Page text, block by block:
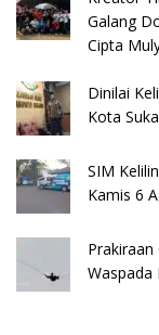
Galang
Cipta
Dinilai
Kota
SIM
Kamis 6
Waspada